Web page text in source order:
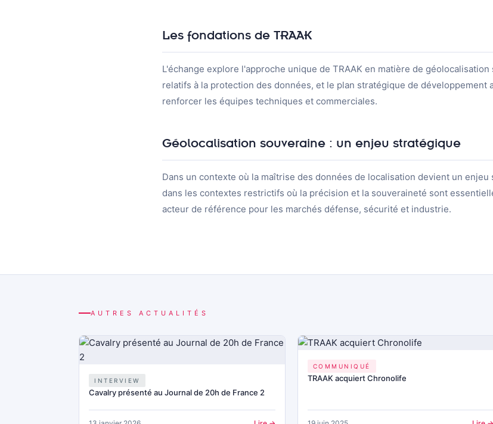
Les fondations de TRAAK
L'échange explore l'approche unique de TRAAK en matière de
relatifs à la protection des données, et le plan stratégique de développement
renforcer les équipes techniques et commerciales.
Géolocalisation souveraine : un enjeu stratégique
Dans un contexte où la maîtrise des données de localisation devient un
dans les contextes restrictifs où la précision et la souveraineté sont
acteur de référence pour les marchés défense, sécurité et industrie.
AUTRES ACTUALITÉS
INTERVIEW
Cavalry présenté au Journal de 20h de France 2
COMMUNIQUÉ
TRAAK acquiert Chronolife